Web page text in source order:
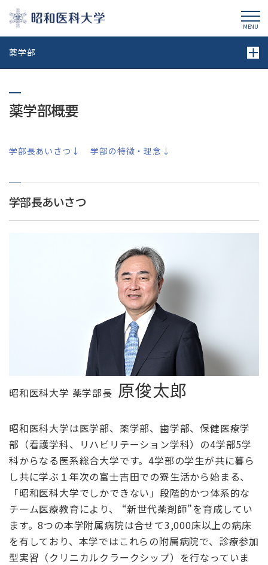
MENU
薬学部
薬学部概要
学部長あいさつ↓ 学部の特徴・理念↓
学部長あいさつ
昭和医科大学 薬学部長 原俊太郎
昭和医科大学は医学部、薬学部、歯学部、保健医療学
部（看護学科、リハビリテーション学科）の4学部5学
科からなる医系総合大学です。4学部の学生が共に暮ら
し共に学ぶ１年次の富士吉田での寮生活から始まる、
「昭和医科大学でしかできない」段階的かつ体系的な
チーム医療教育により、 “新世代薬剤師”を育成してい
ます。8つの本学附属病院は合せて3,000床以上の病床
を有しており、本学ではこれらの附属病院で、診療参加
型実習（クリニカルクラークシップ）を行なっていま